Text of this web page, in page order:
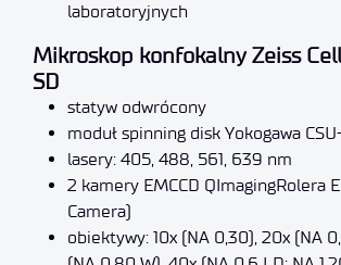
laboratoryjnych
Mikroskop konfokalny Zeiss
SD
statyw odwrócony
moduł spinning disk Yokogawa
lasery: 405, 488, 561, 639 nm
2 kamery EMCCD QImagingRolera
Camera)
obiektywy: 10x (NA 0,30), 20x (NA